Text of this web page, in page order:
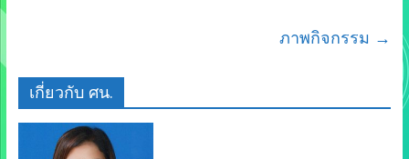
ภาพกิจกรรม →
เกี่ยวกับ ศน.